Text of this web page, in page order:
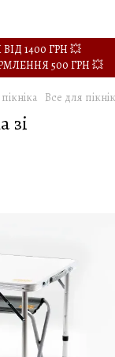
1400 ГРН 💥
500 ГРН 💥
Все для
зі